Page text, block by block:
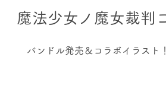
魔法少女ノ魔女裁判
バンドル発売＆コラボイラスト！